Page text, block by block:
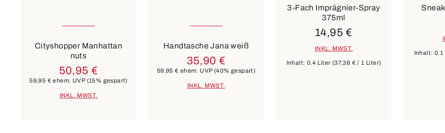
braunbeige
Cityshopper Manhattan
nuts
50,95 €
59,95 € ehem. UVP (15% gespart)
INKL. MWST.
8 Farben
Handtasche Jana weiß
35,90 €
59,95 € ehem. UVP (40% gespart)
INKL. MWST.
3-Fach Imprägnier-Spray
375ml
Inhalt: 0.4 Liter (37,38 € / 1 Liter)
14,95 €
INKL. MWST.
Inhalt: